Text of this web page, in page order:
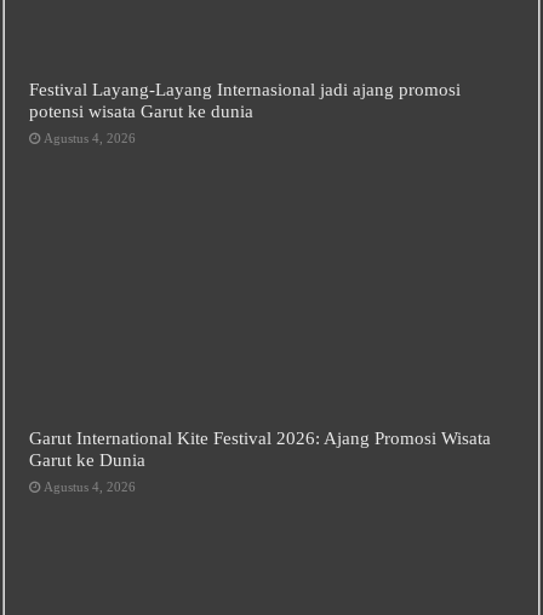
Festival Layang-Layang Internasional jadi ajang promosi
potensi wisata Garut ke dunia
Agustus 4, 2026
Garut International Kite Festival 2026: Ajang Promosi Wisata
Garut ke Dunia
Agustus 4, 2026